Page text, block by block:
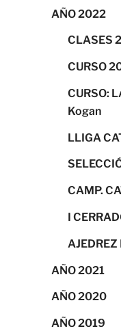
AÑO 2022
CLASES
CURSO
CURSO:
Kogan
LLIGA
CAMP.
I
AÑO 2021
AÑO 2020
AÑO 2019